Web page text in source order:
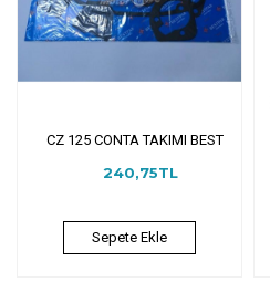
CZ 125 CONTA TAKIMI BEST
240,75TL
Sepete Ekle